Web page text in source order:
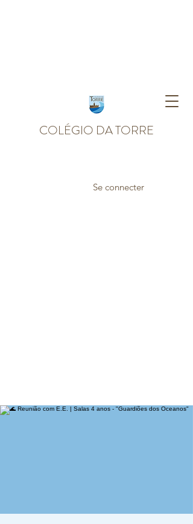
COLÉGIO DA TORRE
Se connecter